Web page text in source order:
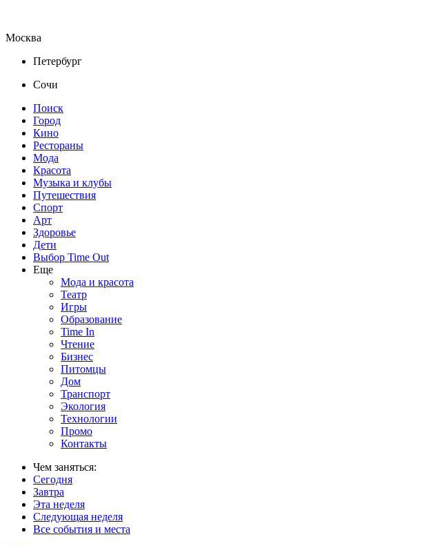
Москва
Петербург
Сочи
Поиск
Город
Кино
Рестораны
Мода
Красота
Музыка и клубы
Путешествия
Спорт
Арт
Здоровье
Дети
Выбор Time Out
Еще
Мода и красота
Театр
Игры
Образование
Time In
Чтение
Бизнес
Питомцы
Дом
Транспорт
Экология
Технологии
Промо
Контакты
Чем заняться:
Сегодня
Завтра
Эта неделя
Следующая неделя
Все события и места